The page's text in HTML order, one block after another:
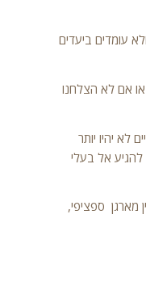
עומדים ביעדים
או אם לא הצלחנו
לא יהיו יותר
אחר, יצליח להגיע אל בעלי
מארגן ספציפי,